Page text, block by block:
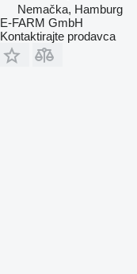
Nemačka, Hamburg
E-FARM GmbH
Kontaktirajte prodavca